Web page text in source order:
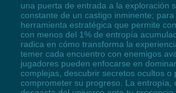
una puerta de entrada a la exploración
constante de un castigo inminente;
herramienta estratégica que permite
con menos del 1% de entropía
radica en cómo transforma la
temer cada encuentro con enemigos
jugadores pueden enfocarse en
complejas, descubrir secretos ocultos o
comprometer su progreso. La entropía,